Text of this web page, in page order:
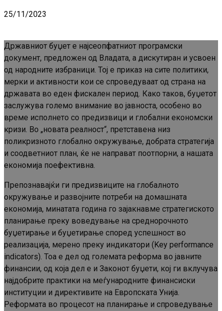
25/11/2023
Државниот буџет е најсеопфатниот програмски
документ, предложен од Владата, а дискутиран и усвоен
од народните избраници. Тој е приказ на сите политики,
мерки и активности кои се спроведуваат од страна на
државата во еден фискален период. Како таков, буџетот
заслужува големо внимание во јавноста, особено во
време исполнето со предизвици и глобални економски
кризи. Во „новата реалност“, претставена низ
поликризното глобално окружување, добрата стратегија
и соодветниот план, ќе не направат поотпорни, а нашата
економија поефективна.
Препознавајќи ги предизвиците на глобалното
окружување и развојните потреби на домашната
економија, минатата година го зајакнавме стратегиското
планирање преку воведување на среднорочното
буџетирање и буџетирање според успешност во
реализација, мерено преку индикатори (Key performance
indicators). Тоа е дел од големата реформа во јавните
финансии, од која дел е и Законот буџети, кој ги вклучува
најдобрите практики на меѓународните финансиски
институции и директивите на Европската Унија.
Реформата во процесот на планирање и спроведување